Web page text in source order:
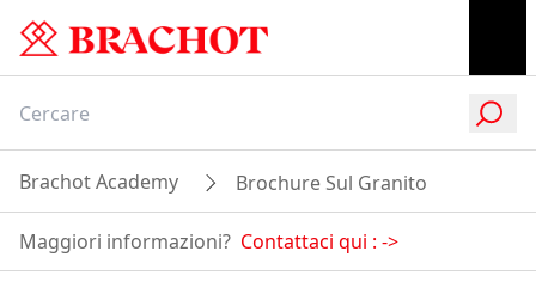
Brachot Academy Brochure Sul Granito
Maggiori informazioni? Contattaci qui : ->